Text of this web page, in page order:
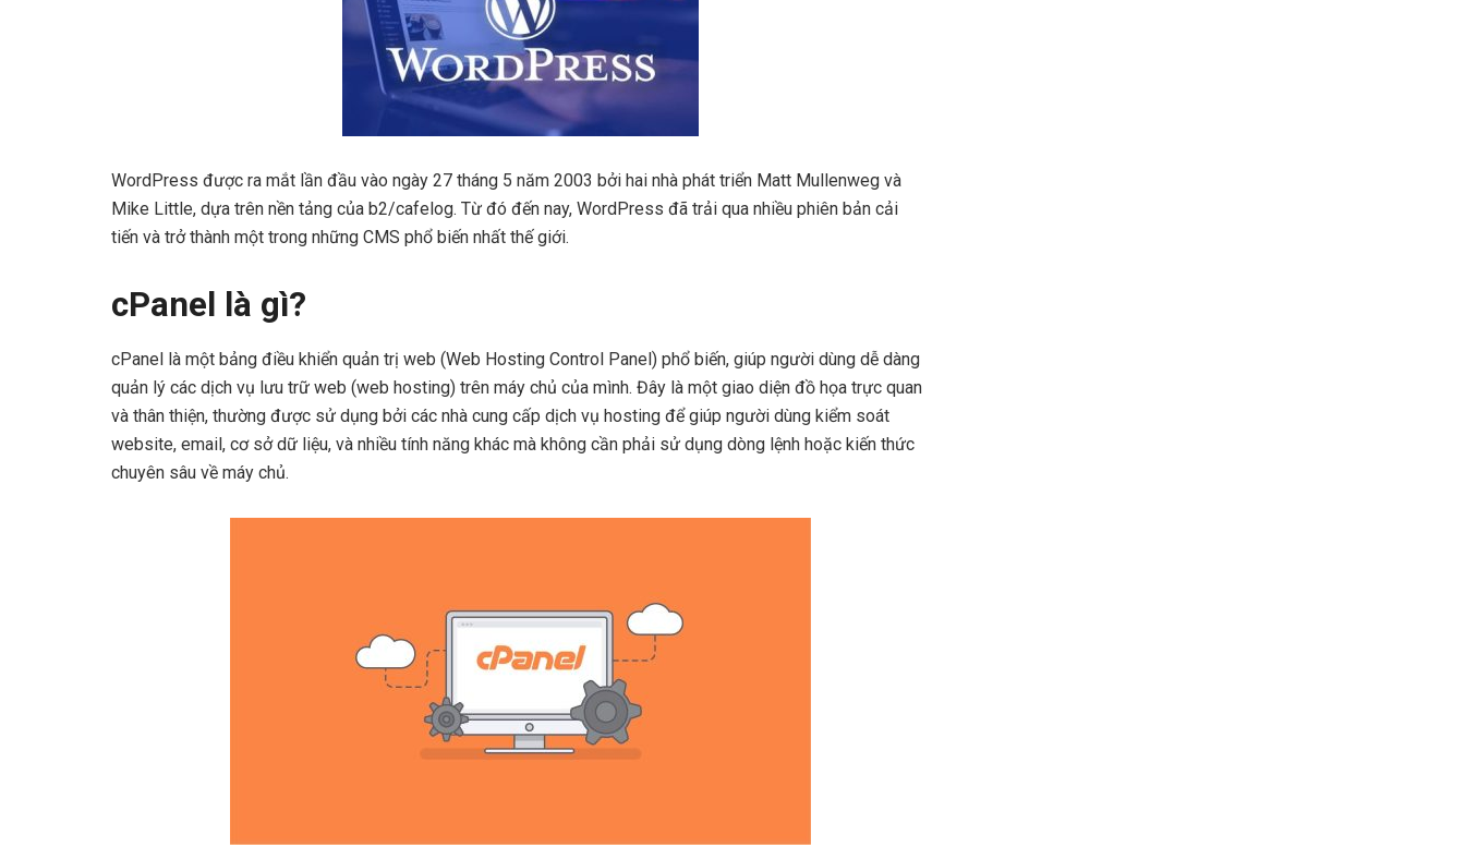
WordPress được ra mắt lần đầu vào ngày 27 tháng 5 năm 2003 bởi hai nhà phát triển Matt Mullenweg và
Mike Little, dựa trên nền tảng của b2/cafelog. Từ đó đến nay, WordPress đã trải qua nhiều phiên bản cải
tiến và trở thành một trong những CMS phổ biến nhất thế giới.
cPanel là gì?
cPanel là một bảng điều khiển quản trị web (Web Hosting Control Panel) phổ biến, giúp người dùng dễ dàng
quản lý các dịch vụ lưu trữ web (web hosting) trên máy chủ của mình. Đây là một giao diện đồ họa trực quan
và thân thiện, thường được sử dụng bởi các nhà cung cấp dịch vụ hosting để giúp người dùng kiểm soát
website, email, cơ sở dữ liệu, và nhiều tính năng khác mà không cần phải sử dụng dòng lệnh hoặc kiến thức
chuyên sâu về máy chủ.